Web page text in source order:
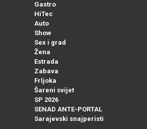
Gastro
HiTec
Auto
Show
Sex i grad
Žena
Estrada
Zabava
Frljoka
Šareni svijet
SP 2026
SENAD ANTE-PORTAL
Sarajevski snajperisti